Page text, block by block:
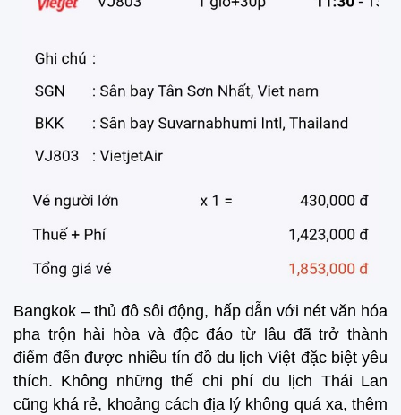
Bangkok – thủ đô sôi động, hấp dẫn với nét văn hóa
pha trộn hài hòa và độc đáo từ lâu đã trở thành
điểm đến được nhiều tín đồ du lịch Việt đặc biệt yêu
thích. Không những thế chi phí du lịch Thái Lan
cũng khá rẻ, khoảng cách địa lý không quá xa, thêm